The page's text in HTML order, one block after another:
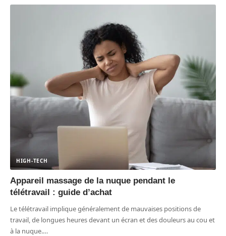
HIGH-TECH
Appareil massage de la nuque pendant le
télétravail : guide d’achat
Le télétravail implique généralement de mauvaises positions de
travail, de longues heures devant un écran et des douleurs au cou et
à la nuque.…